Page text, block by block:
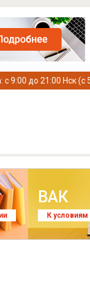
9:00 до 21:00 Нск (с
ВАК
К условиям